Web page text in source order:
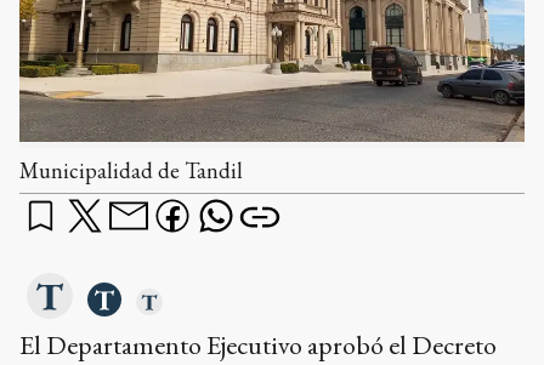
Municipalidad de Tandil
El Departamento Ejecutivo aprobó el Decreto